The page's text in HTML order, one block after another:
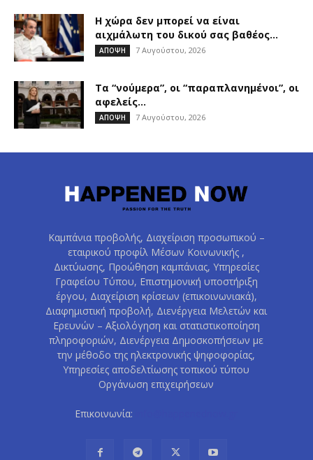
Η χώρα δεν μπορεί να είναι
αιχμάλωτη του δικού σας βαθέος...
ΑΠΟΨΗ 7 Αυγούστου, 2026
Τα “νούμερα”, οι “παραπλανημένοι”, οι
αφελείς…
ΑΠΟΨΗ 7 Αυγούστου, 2026
Καμπάνια προβολής, Διαχείριση προσωπικού –
εταιρικού προφίλ Μέσων Κοινωνικής ,
Δικτύωσης, Προώθηση καμπάνιας, Υπηρεσίες
Γραφείου Τύπου, Επιστημονική υποστήριξη
έργου, Διαχείριση κρίσεων (επικοινωνιακά),
Διαφημιστική προβολή, Διενέργεια Μελετών και
Ερευνών – Αξιολόγηση και στατιστικοποίηση
πληροφοριών, Διενέργεια Δημοσκοπήσεων με
την μέθοδο της ηλεκτρονικής ψηφοφορίας,
Υπηρεσίες αποδελτίωσης τοπικού τύπου
Οργάνωση επιχειρήσεων
Επικοινωνία: